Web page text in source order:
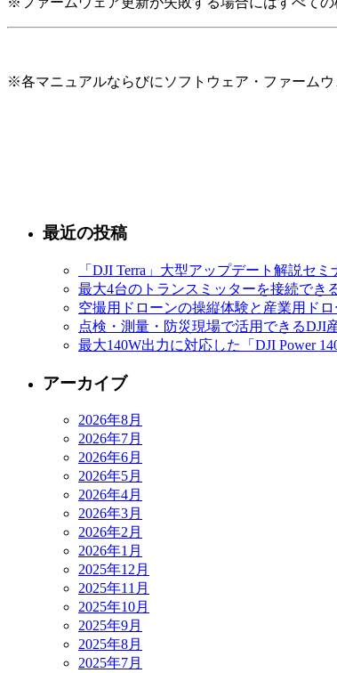
※各マニュアルならびにソフトウェア・ファーム
最近の投稿
「DJI Terra」大型アップデート解説セ
最大4台のトランスミッターを接続でき
空撮用ドローンの操縦体験と産業用ド
点検・測量・防災現場で活用できるDJI
最大140W出力に対応した「DJI Power
アーカイブ
2026年8月
2026年7月
2026年6月
2026年5月
2026年4月
2026年3月
2026年2月
2026年1月
2025年12月
2025年11月
2025年10月
2025年9月
2025年8月
2025年7月